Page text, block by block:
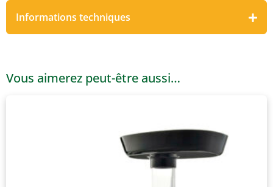
Informations techniques
Vous aimerez peut-être aussi…